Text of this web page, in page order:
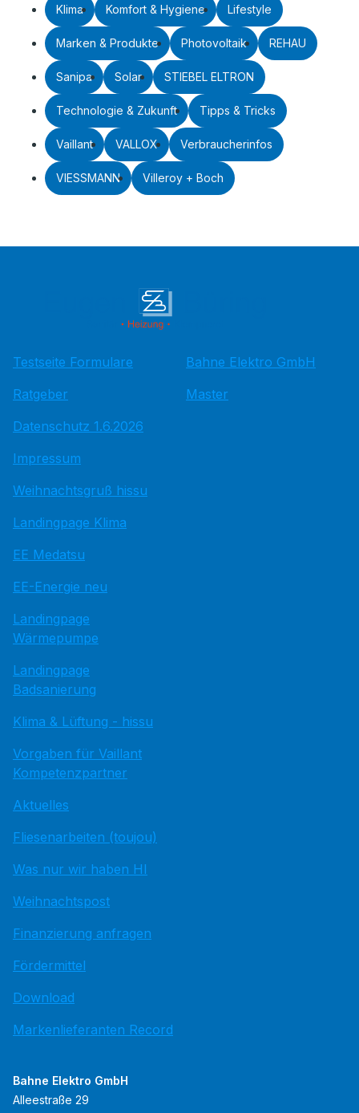
Klima Komfort & Hygiene Lifestyle
Marken & Produkte Photovoltaik REHAU
Sanipa Solar STIEBEL ELTRON
Technologie & Zukunft Tipps & Tricks
Vaillant VALLOX Verbraucherinfos
VIESSMANN Villeroy + Boch
Testseite Formulare
Ratgeber
Datenschutz 1.6.2026
Impressum
Weihnachtsgruß hissu
Landingpage Klima
EE Medatsu
EE-Energie neu
Landingpage
Wärmepumpe
Landingpage
Badsanierung
Klima & Lüftung - hissu
Vorgaben für Vaillant
Kompetenzpartner
Aktuelles
Fliesenarbeiten (toujou)
Was nur wir haben HI
Weihnachtspost
Finanzierung anfragen
Fördermittel
Download
Markenlieferanten Record
Bahne Elektro GmbH
Master
Bahne Elektro GmbH
Alleestraße 29